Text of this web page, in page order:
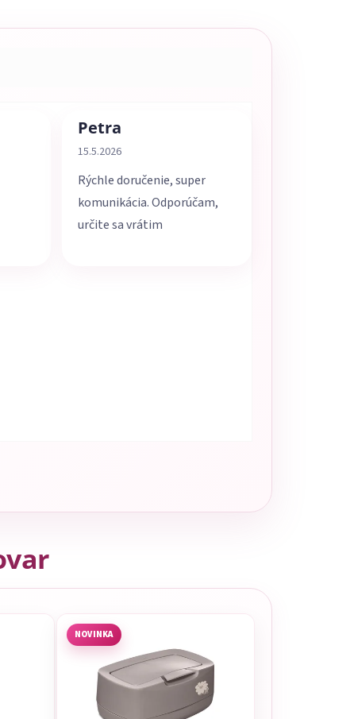
z 5 hviezdičiek.
Petra
Hodnotenie obchodu je 5 z 5 hviezdičiek.
15.5.2026
Rýchle doručenie, super
komunikácia. Odporúčam,
určite sa vrátim
NOVINKA